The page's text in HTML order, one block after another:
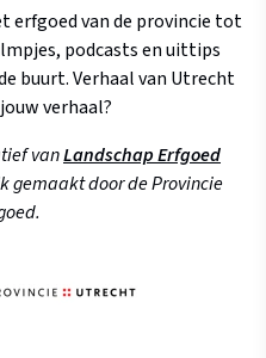
erfgoed van de provincie tot
podcasts en uittips
buurt. Verhaal van Utrecht
verhaal?
vanLandschap Erfgoed
gemaakt door de Provincie